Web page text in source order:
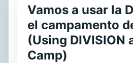
Vamos a usar la
el campamento
(Using DIVISION
Camp)